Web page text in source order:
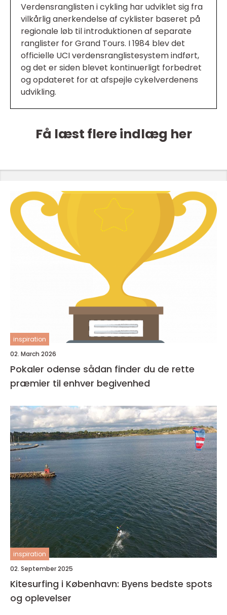
Verdensranglisten i cykling har udviklet sig fra
vilkårlig anerkendelse af cyklister baseret på
regionale løb til introduktionen af separate
ranglister for Grand Tours. I 1984 blev det
officielle UCI verdensranglistesystem indført,
og det er siden blevet kontinuerligt forbedret
og opdateret for at afspejle cykelverdenens
udvikling.
Få læst flere indlæg her
inspiration
02. March 2026
Pokaler odense sådan finder du de rette
præmier til enhver begivenhed
inspiration
02. September 2025
Kitesurfing i København: Byens bedste spots
og oplevelser